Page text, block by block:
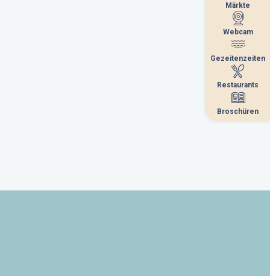
Märkte
Webcam
Gezeitenzeiten
Restaurants
Broschüren